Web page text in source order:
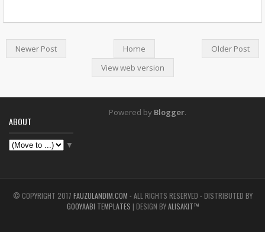
Newer Post Older Post
Home
View web version
ABOUT
▼
Powered by Blogger.
© COPYRIGHT 2017 FAUZULANDIM.COM - ALL RIGHTS RESERVED - DISTRIBUTED BY
GOOYAABI TEMPLATES | DESIGN BYALISAKIT™